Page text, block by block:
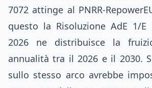
7072 attinge al PNRR-
questo la Risoluzione AdE 1/
2026 ne distribuisce la
annualità tra il 2026 e il 2030.
sullo stesso arco avrebbe